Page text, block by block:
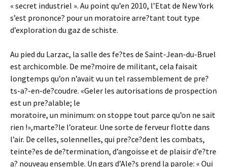
« secret industriel ». Au point qu’en 2010, l’Etat de New York
s’est prononce? pour un moratoire arre?tant tout type
d’exploration du gaz de schiste.
Au pied du Larzac, la salle des fe?tes de Saint-Jean-du-Bruel
est archicomble. De me?moire de militant, cela faisait
longtemps qu’on n’avait vu un tel rassemblement de pre?
ts-a?-en-de?coudre. «Geler les autorisations de prospection
est un pre?alable; le
moratoire, un minimum: on stoppe tout parce qu’on ne sait
rien !»,marte?le l’orateur. Une sorte de ferveur flotte dans
l’air. De celles, solennelles, qui pre?ce?dent les combats,
teinte?es de de?termination, d’angoisse et de plaisir d’e?tre
a? nouveau ensemble. Un gars d’Ale?s prend la parole: « Oui